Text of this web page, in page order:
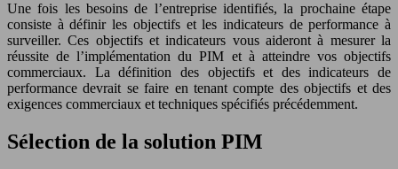
Une fois les besoins de l’entreprise identifiés, la prochaine étape
consiste à définir les objectifs et les indicateurs de performance à
surveiller. Ces objectifs et indicateurs vous aideront à mesurer la
réussite de l’implémentation du PIM et à atteindre vos objectifs
commerciaux. La définition des objectifs et des indicateurs de
performance devrait se faire en tenant compte des objectifs et des
exigences commerciaux et techniques spécifiés précédemment.
Sélection de la solution PIM